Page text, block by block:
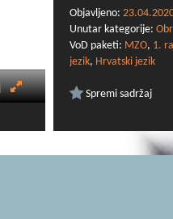
Objavljeno:
Unutar kategorije:
VoD paketi: MZO, 1.
jezik, Hrvatski jezik
Spremi sadržaj